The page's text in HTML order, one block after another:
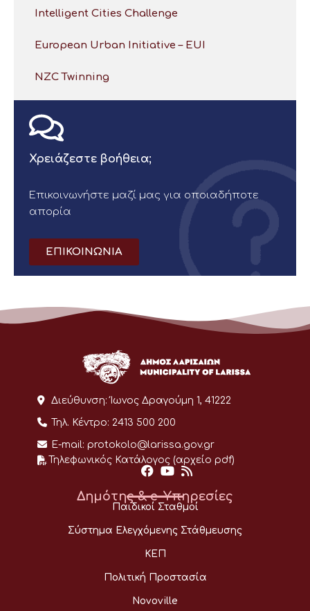
Intelligent Cities Challenge
European Urban Initiative – EUI
NZC Twinning
Χρειάζεστε βοήθεια;
Επικοινωνήστε μαζί μας για οποιαδήποτε
απορία
ΕΠΙΚΟΙΝΩΝΙΑ
Διεύθυνση: Ίωνος Δραγούμη 1, 41222
Τηλ. Κέντρο: 2413 500 200
E-mail: protokolo@larissa.gov.gr
Τηλεφωνικός Κατάλογος (αρχείο pdf)
Δημότης & e-Υπηρεσίες
Παιδικοί Σταθμοί
Σύστημα Ελεγχόμενης Στάθμευσης
ΚΕΠ
Πολιτική Προστασία
Novoville